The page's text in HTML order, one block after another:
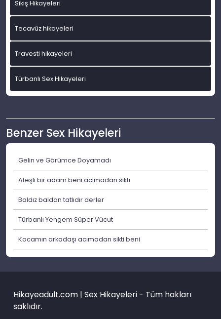
Sikiş Hikayeleri
Tecavüz hikayeleri
Travesti hikayeleri
Türbanlı Sex Hikayeleri
Benzer Sex Hikayeleri
Gelin ve Görümce Doyamadı
Ateşli bir adam beni acımadan sikti
Baldız baldan tatlıdır derler
Türbanlı Yengem Süper Vücut
Kocamın arkadaşı acımadan sikti beni
Hikayeadult.com | Sex Hikayeleri - Tüm hakları
saklıdır.